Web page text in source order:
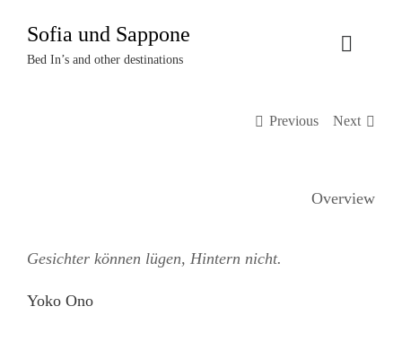
Inhalt
springen
Sofia und Sappone
Bed In’s and other destinations
Toggle
Termine
Previous Next
Overview
Gesichter können lügen, Hintern nicht.
Yoko Ono